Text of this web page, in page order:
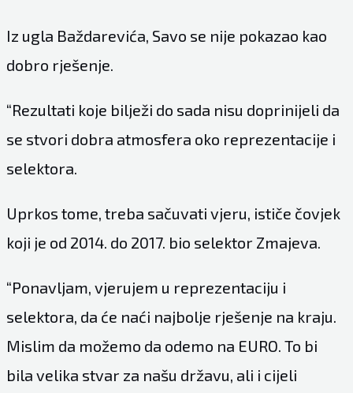
Iz ugla Baždarevića, Savo se nije pokazao kao
dobro rješenje.
“Rezultati koje bilježi do sada nisu doprinijeli da
se stvori dobra atmosfera oko reprezentacije i
selektora.
Uprkos tome, treba sačuvati vjeru, ističe čovjek
koji je od 2014. do 2017. bio selektor Zmajeva.
“Ponavljam, vjerujem u reprezentaciju i
selektora, da će naći najbolje rješenje na kraju.
Mislim da možemo da odemo na EURO. To bi
bila velika stvar za našu državu, ali i cijeli